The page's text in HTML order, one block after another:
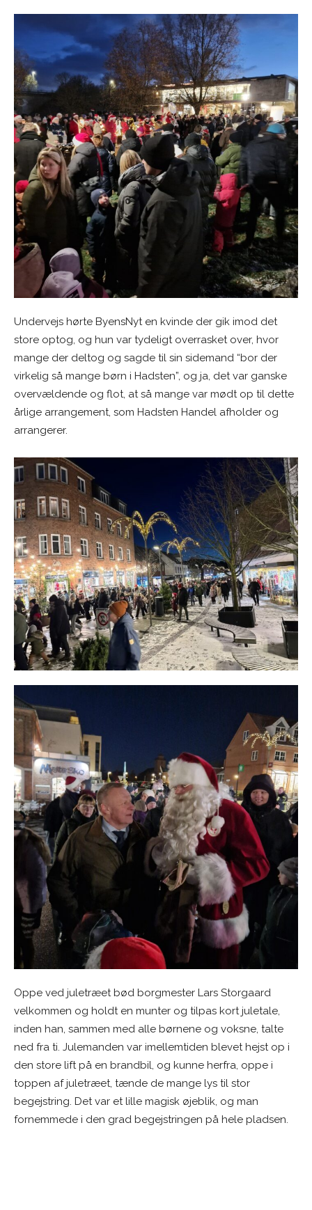
Undervejs hørte ByensNyt en kvinde der gik imod det
store optog, og hun var tydeligt overrasket over, hvor
mange der deltog og sagde til sin sidemand “bor der
virkelig så mange børn i Hadsten”, og ja, det var ganske
overvældende og flot, at så mange var mødt op til dette
årlige arrangement, som Hadsten Handel afholder og
arrangerer.
Oppe ved juletræet bød borgmester Lars Storgaard
velkommen og holdt en munter og tilpas kort juletale,
inden han, sammen med alle børnene og voksne, talte
ned fra ti. Julemanden var imellemtiden blevet hejst op i
den store lift på en brandbil, og kunne herfra, oppe i
toppen af juletræet, tænde de mange lys til stor
begejstring. Det var et lille magisk øjeblik, og man
fornemmede i den grad begejstringen på hele pladsen.